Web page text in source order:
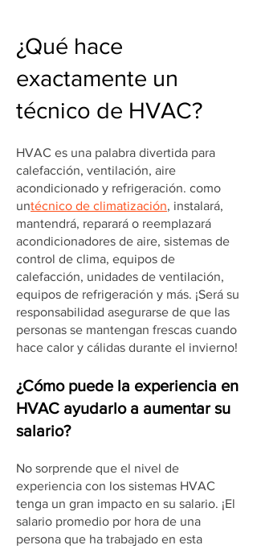
¿Qué hace
exactamente un
técnico de HVAC?
HVAC es una palabra divertida para
calefacción, ventilación, aire
acondicionado y refrigeración. como
untécnico de climatización, instalará,
mantendrá, reparará o reemplazará
acondicionadores de aire, sistemas de
control de clima, equipos de
calefacción, unidades de ventilación,
equipos de refrigeración y más. ¡Será su
responsabilidad asegurarse de que las
personas se mantengan frescas cuando
hace calor y cálidas durante el invierno!
¿Cómo puede la experiencia en
HVAC ayudarlo a aumentar su
salario?
No sorprende que el nivel de
experiencia con los sistemas HVAC
tenga un gran impacto en su salario. ¡El
salario promedio por hora de una
persona que ha trabajado en esta